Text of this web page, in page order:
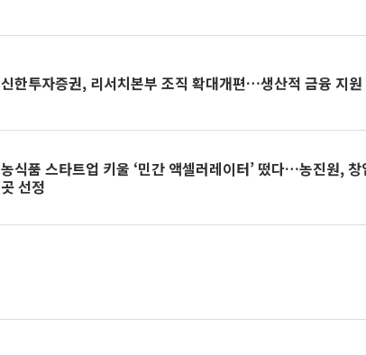
신한투자증권, 리서치본부 조직 확대개편…생산적 금융 지원
농식품 스타트업 키울 ‘민간 액셀러레이터’ 떴다…농진원,
곳 선정